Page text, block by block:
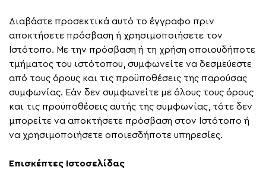
Διαβάστε προσεκτικά αυτό το έγγραφο πριν
αποκτήσετε πρόσβαση ή χρησιμοποιήσετε τον
Ιστότοπο. Με την πρόσβαση ή τη χρήση οποιουδήποτε
τμήματος του ιστότοπου, συμφωνείτε να δεσμεύεστε
από τους όρους και τις προϋποθέσεις της παρούσας
συμφωνίας. Εάν δεν συμφωνείτε με όλους τους όρους
και τις προϋποθέσεις αυτής της συμφωνίας, τότε δεν
μπορείτε να αποκτήσετε πρόσβαση στον Ιστότοπο ή
να χρησιμοποιήσετε οποιεσδήποτε υπηρεσίες.
Επισκέπτες Ιστοσελίδας